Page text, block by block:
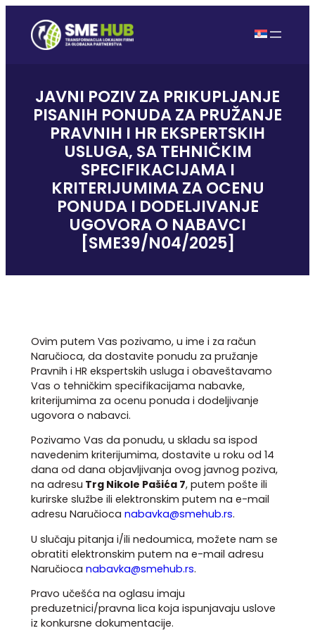
JAVNI POZIV ZA PRIKUPLJANJE
PISANIH PONUDA ZA PRUŽANJE
PRAVNIH I HR EKSPERTSKIH
USLUGA, SA TEHNIČKIM
SPECIFIKACIJAMA I
KRITERIJUMIMA ZA OCENU
PONUDA I DODELJIVANJE
UGOVORA O NABAVCI
[SME39/N04/2025]
Ovim putem Vas pozivamo, u ime i za račun
Naručioca, da dostavite ponudu za pružanje
Pravnih i HR ekspertskih usluga i obaveštavamo
Vas o tehničkim specifikacijama nabavke,
kriterijumima za ocenu ponuda i dodeljivanje
ugovora o nabavci.
Pozivamo Vas da ponudu, u skladu sa ispod
navedenim kriterijumima, dostavite u roku od 14
dana od dana objavljivanja ovog javnog poziva,
na adresu Trg Nikole Pašića 7, putem pošte ili
kurirske službe ili elektronskim putem na e-mail
adresu Naručioca nabavka@smehub.rs.
U slučaju pitanja i/ili nedoumica, možete nam se
obratiti elektronskim putem na e-mail adresu
Naručioca nabavka@smehub.rs.
Pravo učešća na oglasu imaju
preduzetnici/pravna lica koja ispunjavaju uslove
iz konkursne dokumentacije.